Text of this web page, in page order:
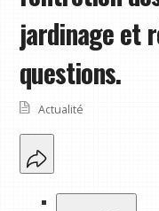
jardinage et
questions.
Actualité